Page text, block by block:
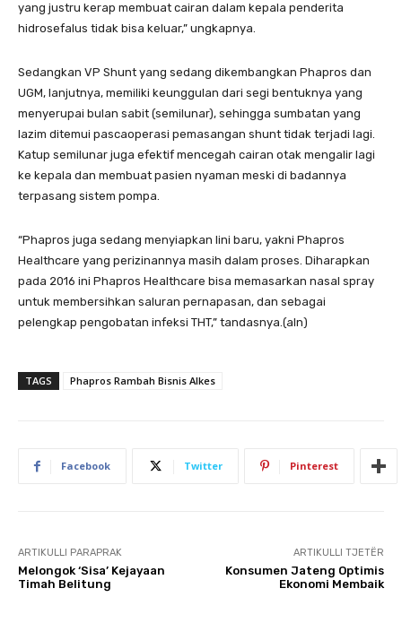
yang justru kerap membuat cairan dalam kepala penderita
hidrosefalus tidak bisa keluar,” ungkapnya.
Sedangkan VP Shunt yang sedang dikembangkan Phapros dan
UGM, lanjutnya, memiliki keunggulan dari segi bentuknya yang
menyerupai bulan sabit (semilunar), sehingga sumbatan yang
lazim ditemui pascaoperasi pemasangan shunt tidak terjadi lagi.
Katup semilunar juga efektif mencegah cairan otak mengalir lagi
ke kepala dan membuat pasien nyaman meski di badannya
terpasang sistem pompa.
“Phapros juga sedang menyiapkan lini baru, yakni Phapros
Healthcare yang perizinannya masih dalam proses. Diharapkan
pada 2016 ini Phapros Healthcare bisa memasarkan nasal spray
untuk membersihkan saluran pernapasan, dan sebagai
pelengkap pengobatan infeksi THT,” tandasnya.(aln)
TAGS Phapros Rambah Bisnis Alkes
Facebook Twitter Pinterest
ARTIKULLI PARAPRAK
Melongok ‘Sisa’ Kejayaan
Timah Belitung
ARTIKULLI TJETËR
Konsumen Jateng Optimis
Ekonomi Membaik